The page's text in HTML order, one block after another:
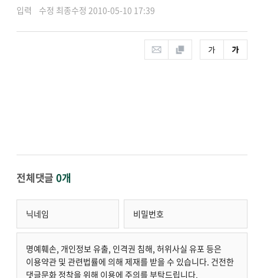
입력 수정 최종수정 2010-05-10 17:39
전체댓글 0개